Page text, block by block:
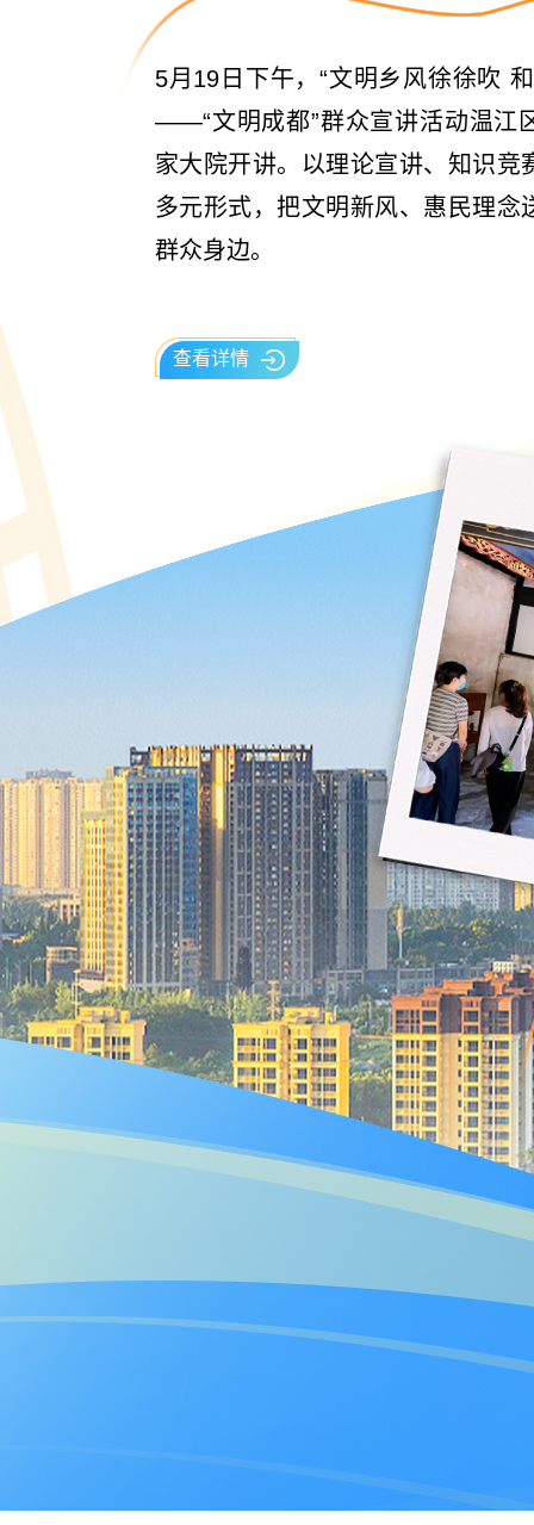
5月19日下午，“文明乡风徐徐吹
——“文明成都”群众宣讲活动温江
家大院开讲。以理论宣讲、知识竞
多元形式，把文明新风、惠民理念
群众身边。
查看详情